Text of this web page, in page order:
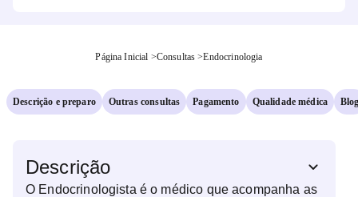
Página Inicial >Consultas >Endocrinologia
Descrição e preparo Outras consultas Pagamento Qualidade médica
Descrição
O Endocrinologista é o médico que acompanha as